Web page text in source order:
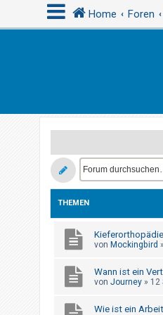
Home Foren
THEMEN
von Mockingbird »
Wann ist ein
von Journey » 12
Wie ist ein